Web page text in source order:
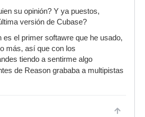
su opinión? Y ya puestos,
versión de Cubase?
es el primer softawre que he usado,
más, así que con los
tiendo a sentirme algo
de Reason grababa a multipistas